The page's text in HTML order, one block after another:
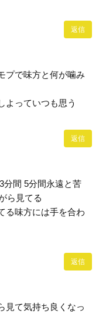
返信
プで味方と何が噛み
よっていつも思う
返信
分間 5分間永遠と苦
ら見てる
る味方には手を合わ
返信
見て気持ち良くなっ